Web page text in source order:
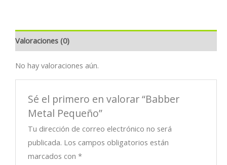
Valoraciones (0)
No hay valoraciones aún.
Sé el primero en valorar “Babber
Metal Pequeño”
Tu dirección de correo electrónico no será
publicada. Los campos obligatorios están
marcados con*